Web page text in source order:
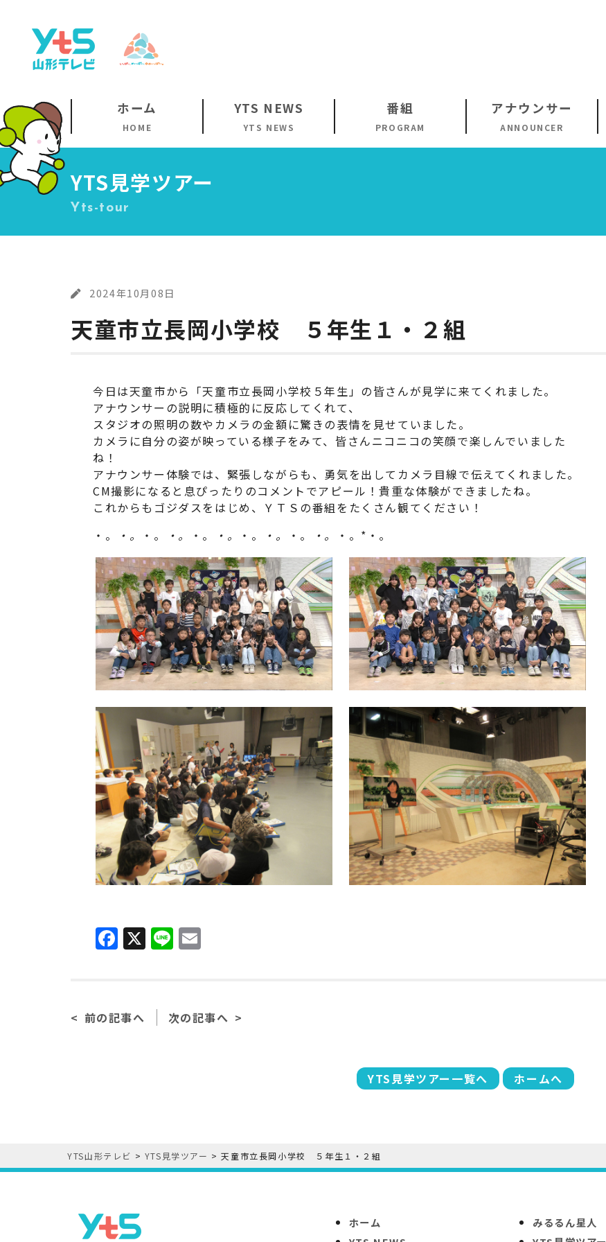
ホーム
HOME
YTS NEWS
YTS NEWS
番組
PROGRAM
アナウンサー
ANNOUNCER
YTS見学ツアー
Yts-tour
2024年10月08日
天童市立長岡小学校 ５年生１・２組
今日は天童市から「天童市立長岡小学校５年生」の皆さんが見学に来てくれました。
アナウンサーの説明に積極的に反応してくれて、
スタジオの照明の数やカメラの金額に驚きの表情を見せていました。
カメラに自分の姿が映っている様子をみて、皆さんニコニコの笑顔で楽しんでいました
ね！
アナウンサー体験では、緊張しながらも、勇気を出してカメラ目線で伝えてくれました。
CM撮影になると息ぴったりのコメントでアピール！貴重な体験ができましたね。
これからもゴジダスをはじめ、ＹＴＳの番組をたくさん観てください！
・。
・。 ・。 ・。 ・。 ・。 ・。 ・。 ・。 ・。 ・。*・。
F
a
e
b
X Li
n
l
前の記事へ 次の記事へ
YTS見学ツアー一覧へ ホームへ
YTS山形テレビ > YTS見学ツアー >天童市立長岡小学校 ５年生１・２組
ホーム
みるるん星人